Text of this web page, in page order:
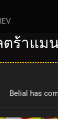
ตร้าแม
Belial has